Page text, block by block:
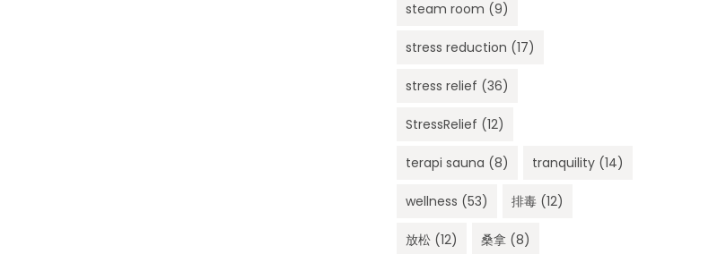
steam room (9)
stress reduction (17)
stress relief (36)
StressRelief (12)
terapi sauna (8) tranquility (14)
wellness (53) 排毒 (12)
放松 (12) 桑拿 (8)